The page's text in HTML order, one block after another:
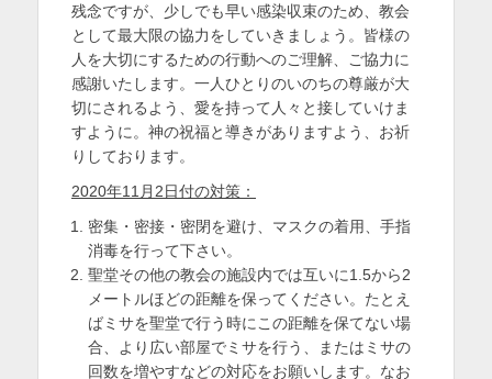
残念ですが、少しでも早い感染収束のため、教会
として最大限の協力をしていきましょう。皆様の
人を大切にするための行動へのご理解、ご協力に
感謝いたします。一人ひとりのいのちの尊厳が大
切にされるよう、愛を持って人々と接していけま
すように。神の祝福と導きがありますよう、お祈
りしております。
2020年11月2日付の対策：
密集・密接・密閉を避け、マスクの着用、手指
消毒を行って下さい。
聖堂その他の教会の施設内では互いに1.5から2
メートルほどの距離を保ってください。たとえ
ばミサを聖堂で行う時にこの距離を保てない場
合、より広い部屋でミサを行う、またはミサの
回数を増やすなどの対応をお願いします。なお